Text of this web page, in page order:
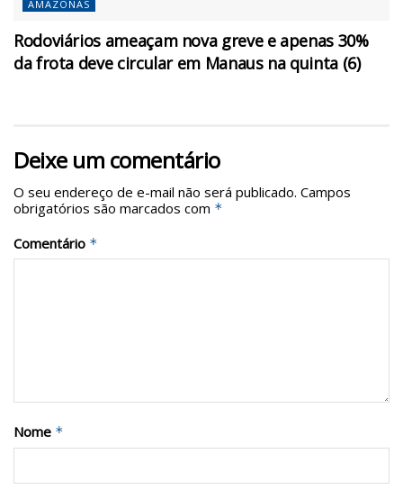
AMAZONAS
Rodoviários ameaçam nova greve e apenas 30%
da frota deve circular em Manaus na quinta (6)
Deixe um comentário
O seu endereço de e-mail não será publicado. Campos
obrigatórios são marcados com *
Comentário *
Nome *